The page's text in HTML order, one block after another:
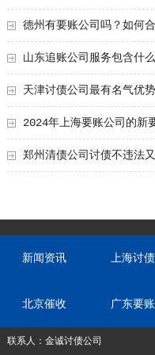
呢！
德州有要账公司吗？如何
山东追账公司服务包含什
技巧分享
天津讨债公司最有名气优
2024年上海要账公司的新
郑州清债公司讨债不违法
新闻资讯 上海讨债
北京催收 广东要账
联系人：金诚讨债公司